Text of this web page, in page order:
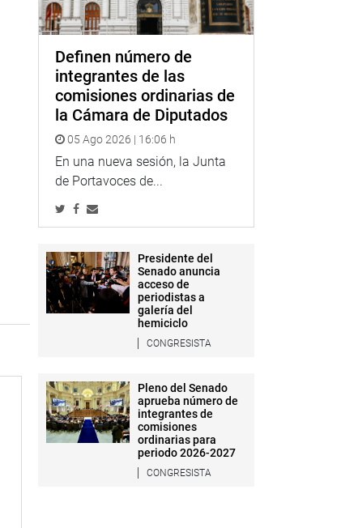
Definen número de
integrantes de las
comisiones ordinarias de
la Cámara de Diputados
05 Ago 2026 | 16:06 h
En una nueva sesión, la Junta
de Portavoces de...
Presidente del
Senado anuncia
acceso de
periodistas a
galería del
hemiciclo
CONGRESISTA
Pleno del Senado
aprueba número de
integrantes de
comisiones
ordinarias para
periodo 2026-2027
CONGRESISTA